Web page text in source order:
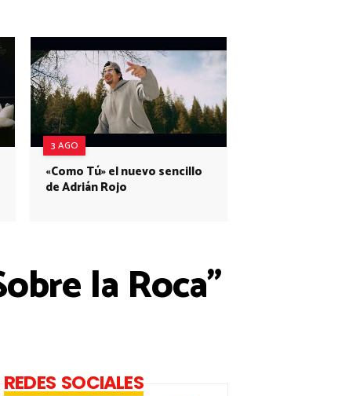
3 AGO
«Como Tú» el nuevo sencillo
de Adrián Rojo
la Roca”
REDES SOCIALES